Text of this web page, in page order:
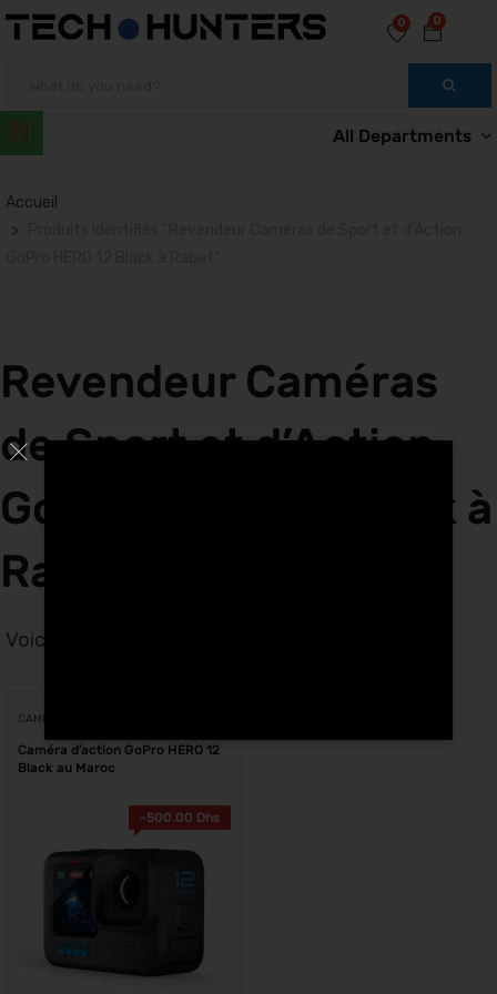
0
0
All Departments
Accueil
Revendeur Caméras
de Sport et d’Action
GoPro HERO 12 Black à
Rabat
Voici le seul résultat
CAMÉRAS D'ACTION
Caméra d’action GoPro HERO 12
Black au Maroc
-500.00 Dhs